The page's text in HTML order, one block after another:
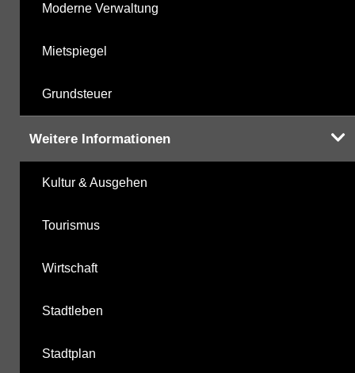
Moderne Verwaltung
Mietspiegel
Grundsteuer
Weitere Informationen
Kultur & Ausgehen
Tourismus
Wirtschaft
Stadtleben
Stadtplan